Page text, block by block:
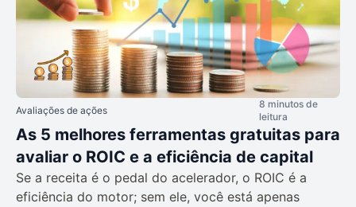
Avaliações de ações
8 minutos de
leitura
As 5 melhores ferramentas gratuitas para
avaliar o ROIC e a eficiência de capital
Se a receita é o pedal do acelerador, o ROIC é a
eficiência do motor; sem ele, você está apenas